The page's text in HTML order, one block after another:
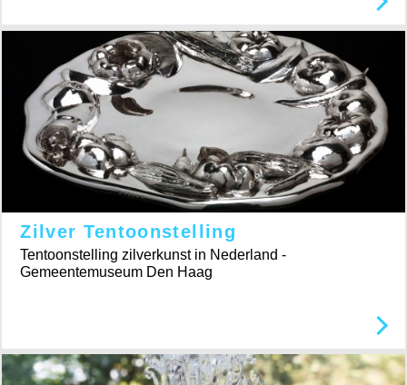
Zilver Tentoonstelling
Tentoonstelling zilverkunst in Nederland -
Gemeentemuseum Den Haag